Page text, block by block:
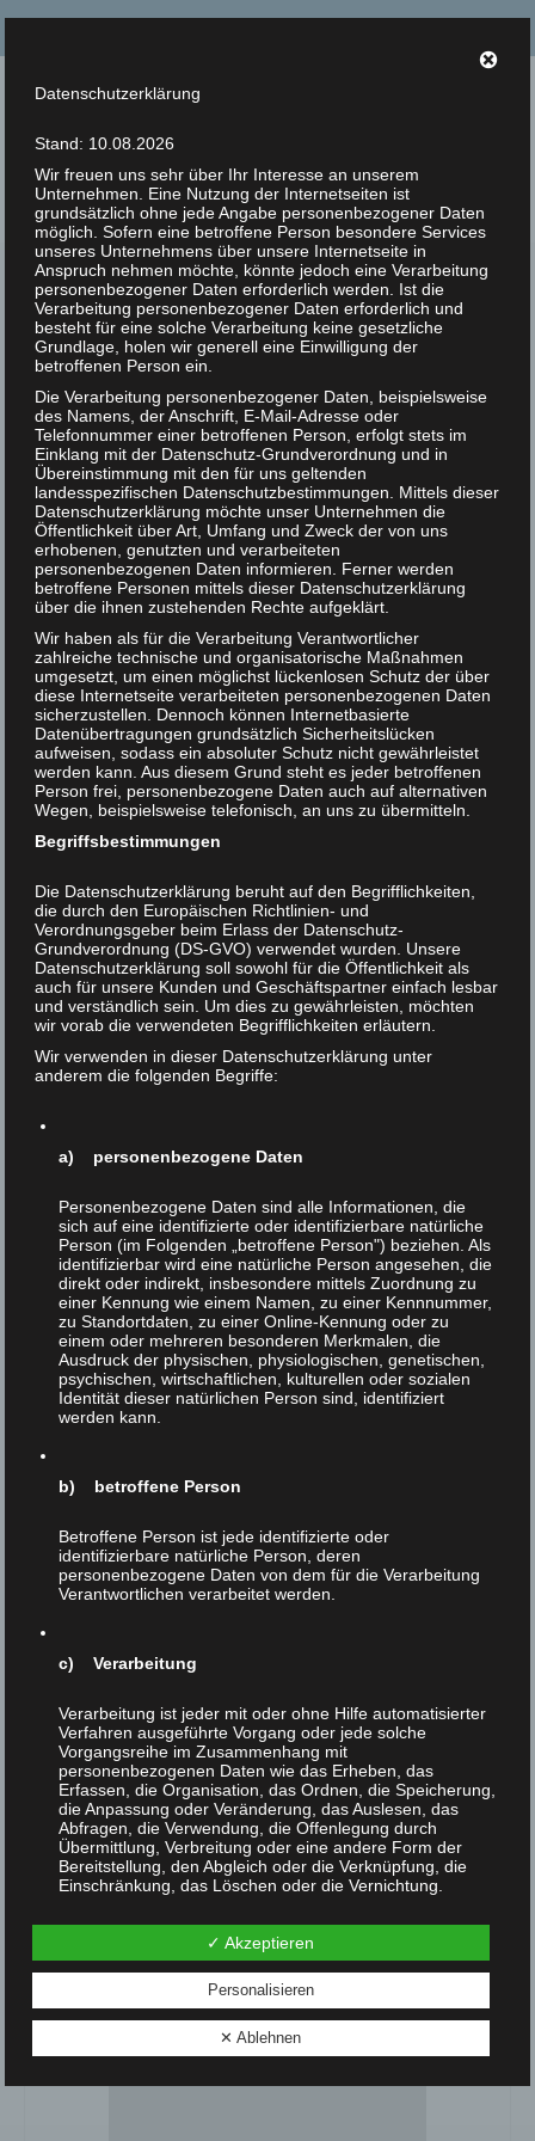
Tierrechte Kaplan
Helmut F. Kaplan – Philosoph und Autor
Menü
Zur Person
Artikel
Bücher
Zitate
Photos
Animal Rights Art
Helmut F. Kaplan unterstützen
Kontakt
Sie lieben die Tiere ja
mehr als die Menschen!
Veröffentlicht in:Unkategorisiert | 0
Sie lieben die Tiere ja mehr als die Menschen!
Helmut F. Kaplan
Großzügigerweise ist man ja bereit, „Tierfreunden“ so
einiges an „Verrücktheiten“ nachzusehen – eben WEIL
sie „Tierfreunde“ und damit zumindest leicht verrückt
sind: daß sie zuviel Zeit für Tiere verwenden, daß sie
Tiere zu sehr lieben („Hundenarr“, Katzennarr“ usw.)
und vieles andere mehr. Bei einem Vorwurf findet
jegliches Verständnis allerdings ein jähes Ende: „Sie
lieben die Tiere ja mehr als die Menschen!“ Ist man
dieses Kapitalverbrechens erst einmal verdächtigt, hat
man augenblicklich jeglichen Kredit und alle Sympathien
verspielt! Warum eigentlich?
1) Wer mit Selbstverständlichkeit davon ausgeht, daß
beantwortet voreilig eine Frage, die vernünftigerweise
erst einmal gestellt und diskutiert werden müßte:
WARUM sollen Menschen auf alle Fälle wertvoller sein?
2) Die Forderung an Menschen, Menschen mehr zu
lieben als Tiere, kann auch als Aufforderung zu einer
ausgesprochenen Untugend gesehen werden: als
Aufforderung zur Parteilichkeit. Zur Parteilichkeit für die
uns Näherstehenden bzw. zur negativen
Voreingenommenheit gegenüber „Fremden“. Das ist im
Grunde ein klassischer ANTI-Ethik-Ansatz – geht es
doch in der Ethik nicht zuletzt gerade darum,
Parteilichkeiten in Frage zu stellen und zu überwinden.
3) Es spricht viel dafür, daß viele Tiere vielen Menschen
moralisch überlegen, zumindest nicht moralisch
unterlegen sind: Die bloße menschliche Moralfähigkeit,
also die Fähigkeit, zwischen Gut und Böse zu
unterscheiden und zu entscheiden, ist ja noch kein
Verdienst. Verdient macht sich jemand erst, wenn er diese
Fähigkeit auch positiv NÜTZT, sprich: sich tatsächlich
für das Gute entscheidet. Andererseits erzeugt erst die
Moralfähigkeit die Gefahr, moralisch zu scheitern,
sprich: sich für das Böse zu entscheiden. Moralfähigkeit
bedeutet also keineswegs automatisch moralische
Höherwertigkeit, beinhaltet aber die Gefahr, moralisch
minderwertig zu werden – minderwertig im Vergleich zu
jenen, die von vornherein nicht moralfähig sind. (Ob und
wollen wir in diesem Rahmen nicht diskutieren.)
4) Wer nicht Augen, Ohren, Hirn und Herz davor
verschließt, wie fürchterlich Menschen Tiere behandeln,
der MUß die Tiere mehr lieben als die Menschen, die
diese unschuldigen Tiere tyrannisieren, quälen und
umbringen!
Vorheriger Beitrag Nächster Beitrag
Ähnliche Beiträge
Datenschutzerklärung
Stand: 10.08.2026
Wir freuen uns sehr über Ihr Interesse an unserem
Unternehmen. Eine Nutzung der Internetseiten ist
grundsätzlich ohne jede Angabe personenbezogener Daten
möglich. Sofern eine betroffene Person besondere Services
unseres Unternehmens über unsere Internetseite in
Anspruch nehmen möchte, könnte jedoch eine Verarbeitung
personenbezogener Daten erforderlich werden. Ist die
Verarbeitung personenbezogener Daten erforderlich und
besteht für eine solche Verarbeitung keine gesetzliche
Grundlage, holen wir generell eine Einwilligung der
betroffenen Person ein.
Die Verarbeitung personenbezogener Daten, beispielsweise
des Namens, der Anschrift, E-Mail-Adresse oder
Telefonnummer einer betroffenen Person, erfolgt stets im
Einklang mit der Datenschutz-Grundverordnung und in
Übereinstimmung mit den für uns geltenden
landesspezifischen Datenschutzbestimmungen. Mittels dieser
Datenschutzerklärung möchte unser Unternehmen die
Öffentlichkeit über Art, Umfang und Zweck der von uns
erhobenen, genutzten und verarbeiteten
personenbezogenen Daten informieren. Ferner werden
betroffene Personen mittels dieser Datenschutzerklärung
über die ihnen zustehenden Rechte aufgeklärt.
Wir haben als für die Verarbeitung Verantwortlicher
zahlreiche technische und organisatorische Maßnahmen
umgesetzt, um einen möglichst lückenlosen Schutz der über
diese Internetseite verarbeiteten personenbezogenen Daten
sicherzustellen. Dennoch können Internetbasierte
Datenübertragungen grundsätzlich Sicherheitslücken
aufweisen, sodass ein absoluter Schutz nicht gewährleistet
werden kann. Aus diesem Grund steht es jeder betroffenen
Person frei, personenbezogene Daten auch auf alternativen
Wegen, beispielsweise telefonisch, an uns zu übermitteln.
Begriffsbestimmungen
Die Datenschutzerklärung beruht auf den Begrifflichkeiten,
die durch den Europäischen Richtlinien- und
Verordnungsgeber beim Erlass der Datenschutz-
Grundverordnung (DS-GVO) verwendet wurden. Unsere
Datenschutzerklärung soll sowohl für die Öffentlichkeit als
auch für unsere Kunden und Geschäftspartner einfach lesbar
und verständlich sein. Um dies zu gewährleisten, möchten
wir vorab die verwendeten Begrifflichkeiten erläutern.
Wir verwenden in dieser Datenschutzerklärung unter
anderem die folgenden Begriffe:
a) personenbezogene Daten
Personenbezogene Daten sind alle Informationen, die
sich auf eine identifizierte oder identifizierbare natürliche
Person (im Folgenden „betroffene Person") beziehen. Als
identifizierbar wird eine natürliche Person angesehen, die
direkt oder indirekt, insbesondere mittels Zuordnung zu
einer Kennung wie einem Namen, zu einer Kennnummer,
zu Standortdaten, zu einer Online-Kennung oder zu
einem oder mehreren besonderen Merkmalen, die
Ausdruck der physischen, physiologischen, genetischen,
psychischen, wirtschaftlichen, kulturellen oder sozialen
Identität dieser natürlichen Person sind, identifiziert
werden kann.
b) betroffene Person
Betroffene Person ist jede identifizierte oder
identifizierbare natürliche Person, deren
personenbezogene Daten von dem für die Verarbeitung
Verantwortlichen verarbeitet werden.
c) Verarbeitung
Verarbeitung ist jeder mit oder ohne Hilfe automatisierter
Verfahren ausgeführte Vorgang oder jede solche
Vorgangsreihe im Zusammenhang mit
personenbezogenen Daten wie das Erheben, das
Erfassen, die Organisation, das Ordnen, die Speicherung,
die Anpassung oder Veränderung, das Auslesen, das
Abfragen, die Verwendung, die Offenlegung durch
Übermittlung, Verbreitung oder eine andere Form der
Bereitstellung, den Abgleich oder die Verknüpfung, die
Einschränkung, das Löschen oder die Vernichtung.
d) Einschränkung der Verarbeitung
Einschränkung der Verarbeitung ist die Markierung
gespeicherter personenbezogener Daten mit dem Ziel,
ihre künftige Verarbeitung einzuschränken.
✓ Akzeptieren
Personalisieren
✕ Ablehnen